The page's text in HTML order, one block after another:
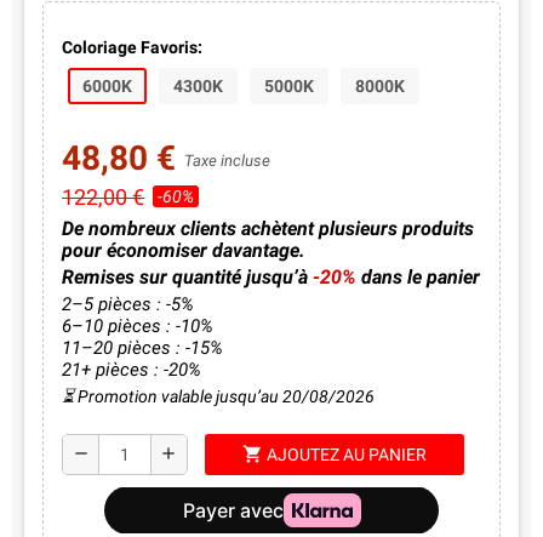
Coloriage Favoris:
6000K
4300K 5000K 8000K
48,80 € Taxe incluse
122,00 € -60%
De nombreux clients achètent plusieurs produits
pour économiser davantage.
Remises sur quantité jusqu’à-20% dans le panier
2–5 pièces : -5%
6–10 pièces : -10%
11–20 pièces : -15%
21+ pièces : -20%
⏳ Promotion valable jusqu’au 20/08/2026
remove add shopping_cart AJOUTEZ AU PANIER